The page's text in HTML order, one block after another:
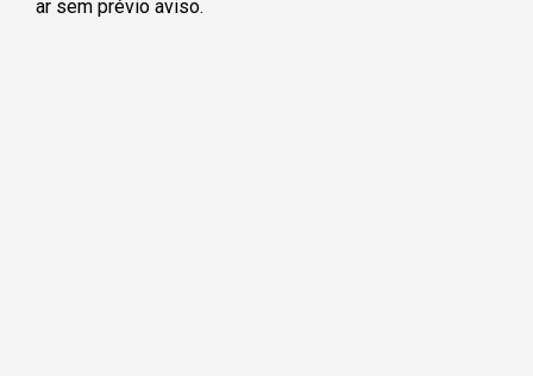
ar sem prévio aviso.